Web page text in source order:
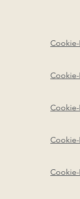
Cookie-
Cookie-